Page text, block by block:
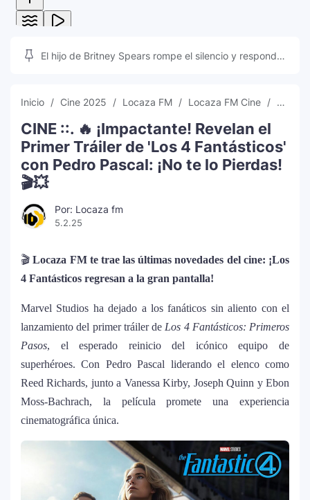
El hijo de Britney Spears rompe el silencio y responde
Inicio Cine 2025 Locaza FM Locaza FM Cine Los 4
CINE ::. 🔥 ¡Impactante! Revelan el
Primer Tráiler de 'Los 4 Fantásticos'
con Pedro Pascal: ¡No te lo Pierdas!
🎬💥
Por: Locaza fm
5.2.25
🎬Locaza FM te trae las últimas novedades del cine: ¡Los
4 Fantásticos regresan a la gran pantalla!
Marvel Studios ha dejado a los fanáticos sin aliento con el
lanzamiento del primer tráiler de Los 4 Fantásticos: Primeros
Pasos, el esperado reinicio del icónico equipo de
superhéroes. Con Pedro Pascal liderando el elenco como
Reed Richards, junto a Vanessa Kirby, Joseph Quinn y Ebon
Moss-Bachrach, la película promete una experiencia
cinematográfica única.